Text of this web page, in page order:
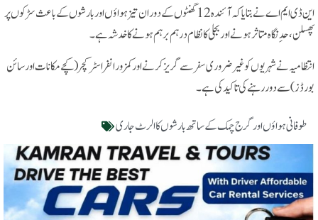
این ڈی ایم اے نے بتایا کہ آئندہ 12 گھنٹوں کے دوران تیز ہواؤں اور بارشوں کے باعث سڑکوں پر
پھسلن، حدِ نگاہ متاثر ہونے اور بجلی کا نظام درہم برہم ہونے کا خدشہ ہے۔
انتظامیہ نے شہریوں کو غیر ضروری سفر سے گریز کرنے اور کمزور انفراسٹرکچر (کچے مکانات اور سائن
بورڈز) سے دور رہنے کی تاکید کی ہے۔
طوفانی ہواؤں اور گرج چمک کے ساتھ بارشوں کا الرٹ جاری